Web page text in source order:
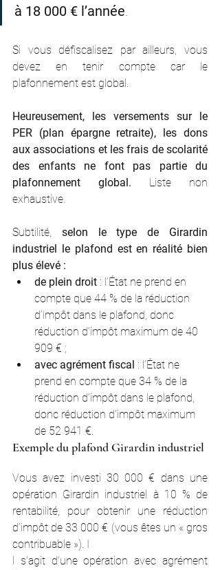
à 18 000 € l’année.
Si vous défiscalisez par ailleurs, vous
devez en tenir compte car le
plafonnement est global.
Heureusement, les versements sur le
PER (plan épargne retraite), les dons
aux associations et les frais de scolarité
des enfants ne font pas partie du
plafonnement global. Liste non
exhaustive.
Subtilité, selon le type de Girardin
industriel le plafond est en réalité bien
plus élevé :
de plein droit : l’État ne prend en
compte que 44 % de la réduction
d’impôt dans le plafond, donc
réduction d’impôt maximum de 40
909 € ;
avec agrément fiscal : l’État ne
prend en compte que 34 % de la
réduction d’impôt dans le plafond,
donc réduction d’impôt maximum
de 52 941 €.
Exemple du plafond Girardin industriel
Vous avez investi 30 000 € dans une
opération Girardin industriel à 10 % de
rentabilité, pour obtenir une réduction
d’impôt de 33 000 € (vous êtes un « gros
contribuable »). I
l s’agit d’une opération avec agrément